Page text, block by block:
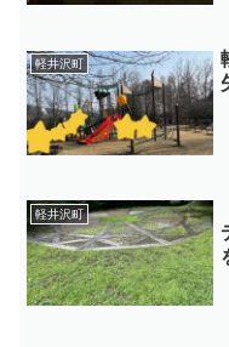
軽井沢町
軽井沢町